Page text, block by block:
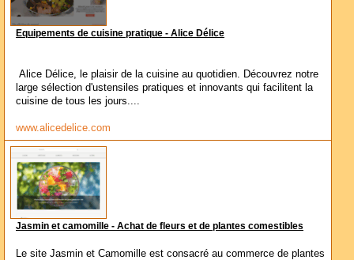
Equipements de cuisine pratique - Alice Délice
Alice Délice, le plaisir de la cuisine au quotidien. Découvrez notre
large sélection d'ustensiles pratiques et innovants qui facilitent la
cuisine de tous les jours....
www.alicedelice.com
Jasmin et camomille - Achat de fleurs et de plantes comestibles
Le site Jasmin et Camomille est consacré au commerce de plantes